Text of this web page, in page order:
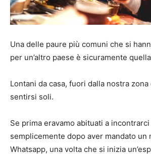
Una delle paure più comuni che si
per un’altro paese è sicuramente
Lontani da casa, fuori dalla nostra
sentirsi soli.
Se prima eravamo abituati a
semplicemente dopo aver mandato un
Whatsapp, una volta che si inizia